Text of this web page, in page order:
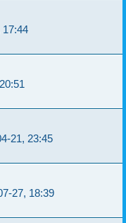
17:44
21, 23:45
27, 18:39